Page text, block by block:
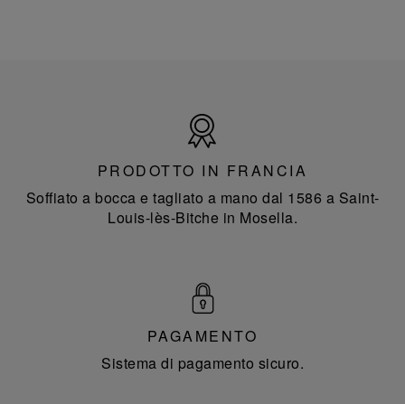
Francia
PRODOTTO IN FRANCIA
Soffiato a bocca e tagliato a mano dal 1586 a Saint-
Louis-lès-Bitche in Mosella.
PAGAMENTO
Sistema di pagamento sicuro.